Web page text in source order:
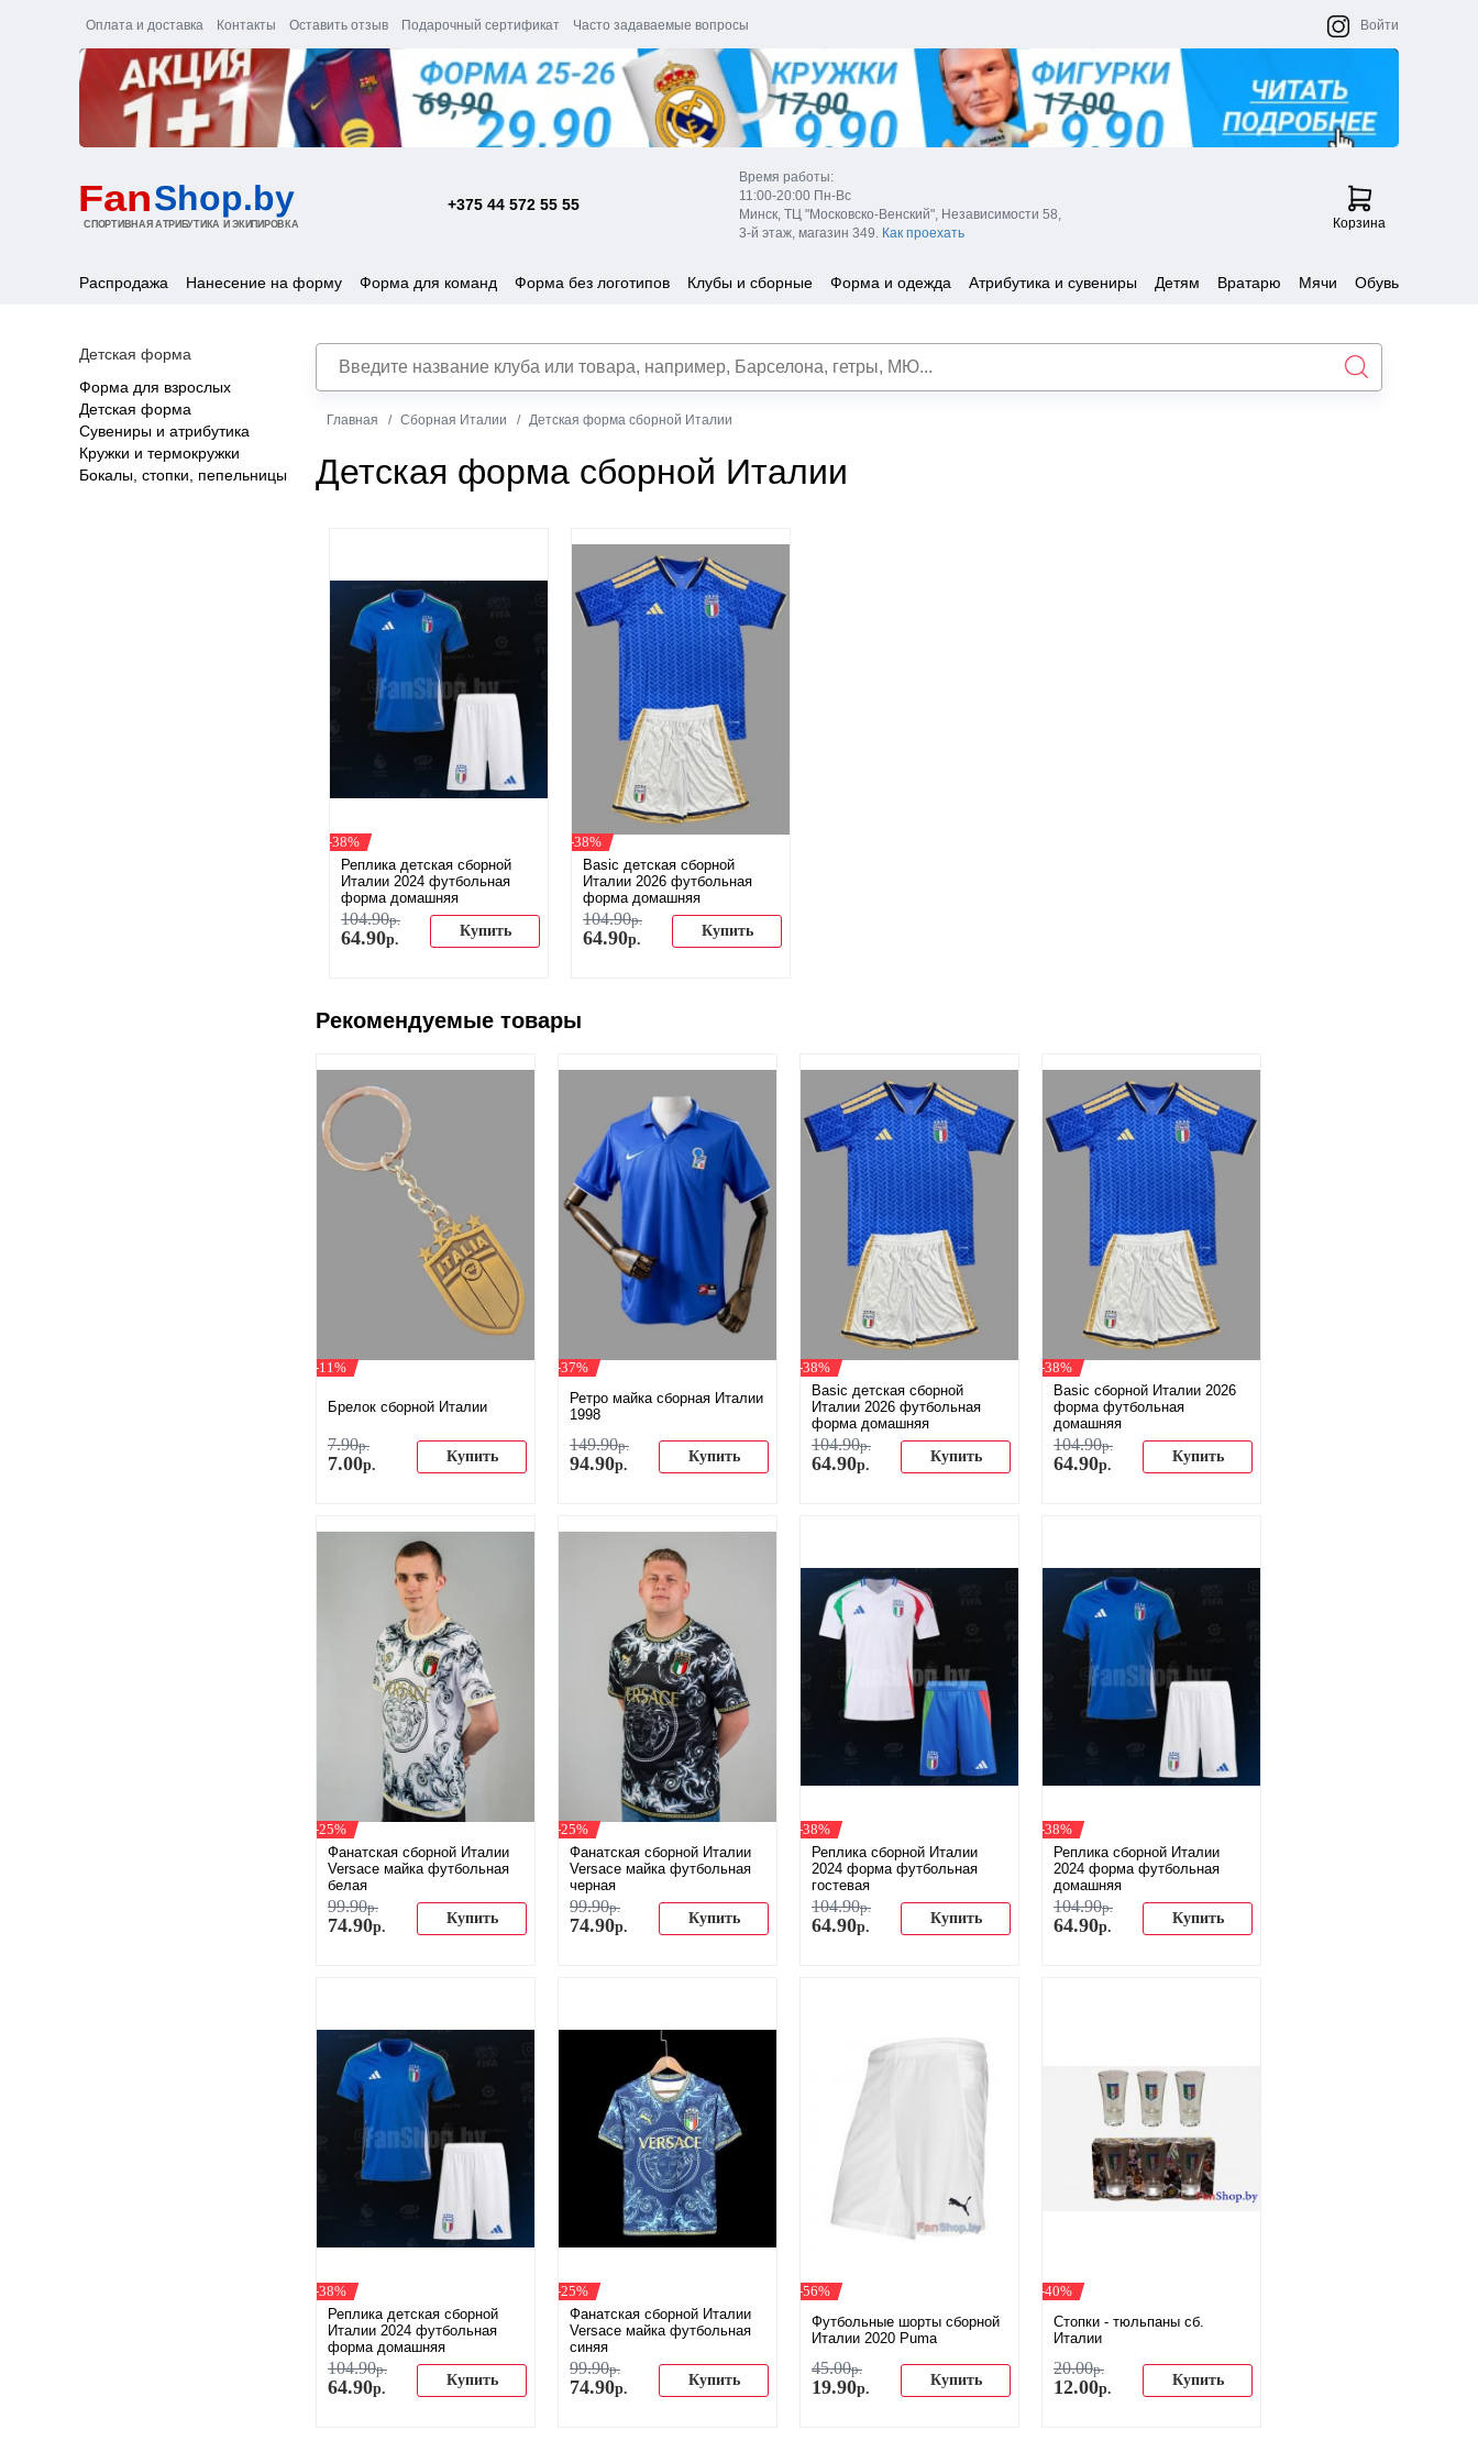
Оплата и доставка Контакты Оставить отзыв Подарочный сертификат Часто задаваемые вопросы Войти
+375 44 572 55 55
Время работы:
11:00-20:00 Пн-Вс
Минск, ТЦ "Московско-Венский", Независимости 58,
3-й этаж, магазин 349. Как проехать
Корзина
Распродажа Нанесение на форму Форма для команд Форма без логотипов Клубы и сборные Форма и одежда Атрибутика и сувениры Детям Вратарю Мячи Обувь
Детская форма
Форма для взрослых
Детская форма
Сувениры и атрибутика
Кружки и термокружки
Бокалы, стопки, пепельницы
Главная Сборная Италии Детская форма сборной Италии
Детская форма сборной Италии
-38%
Реплика детская сборной
Италии 2024 футбольная
форма домашняя
104.90р.
64.90р. Купить
-38%
Basic детская сборной
Италии 2026 футбольная
форма домашняя
104.90р.
64.90р. Купить
Рекомендуемые товары
-11%
Брелок сборной Италии
7.90р.
7.00р. Купить
-37%
Ретро майка сборная Италии
1998
149.90р.
94.90р. Купить
-38%
Basic детская сборной
Италии 2026 футбольная
форма домашняя
104.90р.
64.90р. Купить
-38%
Basic сборной Италии 2026
форма футбольная
домашняя
104.90р.
64.90р. Купить
-25%
Фанатская сборной Италии
Versace майка футбольная
белая
99.90р.
74.90р. Купить
-25%
Фанатская сборной Италии
Versace майка футбольная
черная
99.90р.
74.90р. Купить
-38%
Реплика сборной Италии
2024 форма футбольная
гостевая
104.90р.
64.90р. Купить
-38%
Реплика сборной Италии
2024 форма футбольная
домашняя
104.90р.
64.90р. Купить
-38%
Реплика детская сборной
Италии 2024 футбольная
форма домашняя
104.90р.
64.90р. Купить
-25%
Фанатская сборной Италии
Versace майка футбольная
синяя
99.90р.
74.90р. Купить
-56%
Футбольные шорты сборной
Италии 2020 Puma
45.00р.
19.90р. Купить
-40%
​Стопки - тюльпаны сб.
Италии
20.00р.
12.00р. Купить